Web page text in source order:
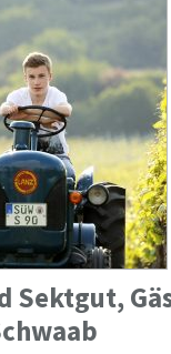
Sektgut,